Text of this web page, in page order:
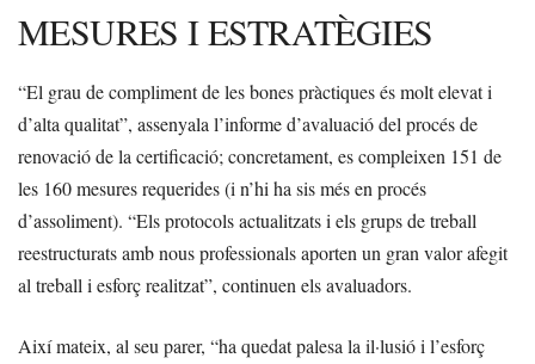
MESURES I ESTRATÈGIES
“El grau de compliment de les bones pràctiques és molt elevat i
d’alta qualitat”, assenyala l’informe d’avaluació del procés de
renovació de la certificació; concretament, es compleixen 151 de
les 160 mesures requerides (i n’hi ha sis més en procés
d’assoliment). “Els protocols actualitzats i els grups de treball
reestructurats amb nous professionals aporten un gran valor afegit
al treball i esforç realitzat”, continuen els avaluadors.
Així mateix, al seu parer, “ha quedat palesa la il·lusió i l’esforç